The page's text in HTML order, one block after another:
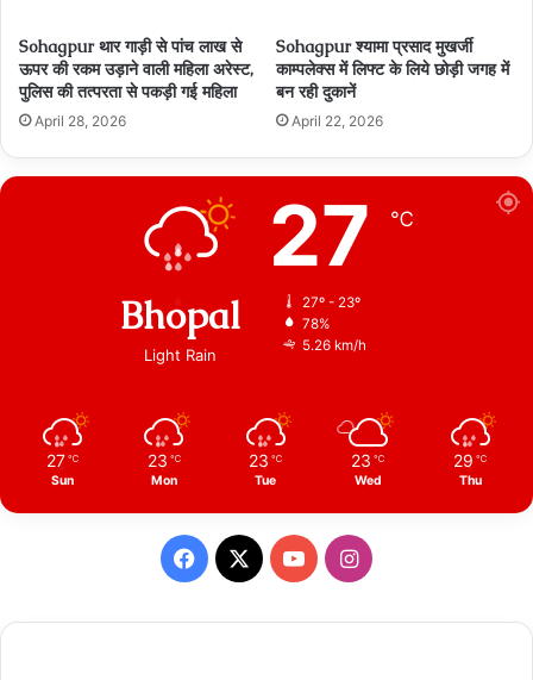
Sohagpur थार गाड़ी से पांच लाख से
ऊपर की रकम उड़ाने वाली महिला अरेस्ट,
पुलिस की तत्परता से पकड़ी गई महिला
April 28, 2026
Sohagpur श्यामा प्रसाद मुखर्जी
काम्पलेक्स में लिफ्ट के लिये छोड़ी जगह में
बन रही दुकानें
April 22, 2026
Bhopal
Light Rain
27 ℃
27º - 23º
78%
5.26 km/h
27 ℃
Sun
23 ℃
Mon
23 ℃
Tue
23 ℃
Wed
29 ℃
Thu
Facebook
X YouTubeInstagram